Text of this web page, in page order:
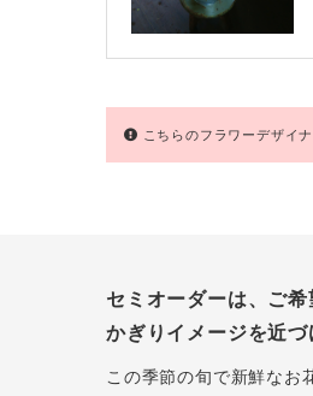
こちらのフラワーデザイ
セミオーダーは、ご
かぎりイメージを近づ
この季節の旬で新鮮なお